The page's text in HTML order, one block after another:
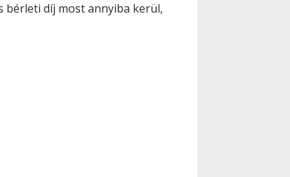
bérleti díj most annyiba kerül,